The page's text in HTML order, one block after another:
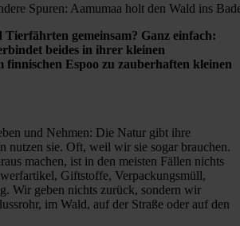
Spuren: Aamumaa holt den Wald ins
Tierfährten gemeinsam? Ganz einfach:
beides in ihrer kleinen
finnischen Espoo zu zauberhaften kleinen
und Nehmen: Die Natur gibt ihre
nutzen sie. Oft, weil wir sie sogar brauchen.
machen, ist in den meisten Fällen nichts
Giftstoffe, Verpackungsmüll,
Wir geben nichts zurück, sondern wir
im Wald, auf der Straße oder auf den